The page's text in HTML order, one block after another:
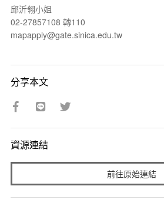
邱沂翎小姐
02-27857108 轉110
mapapply@gate.sinica.edu.tw
分享本文
資源連結
前往原始連結